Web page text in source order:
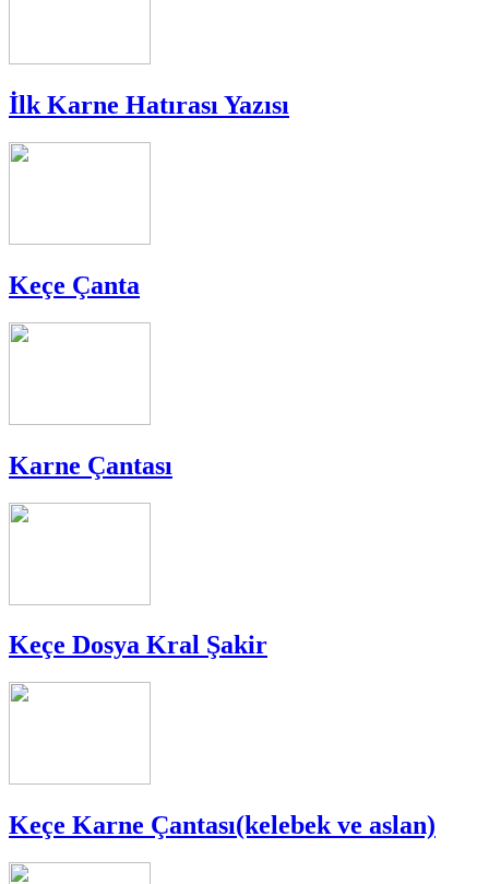
İlk Karne Hatırası Yazısı
Keçe Çanta
Karne Çantası
Keçe Dosya Kral Şakir
Keçe Karne Çantası(kelebek ve aslan)